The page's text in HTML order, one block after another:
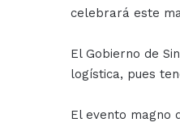
celebrará este
El Gobierno de
logística, pues
El evento magno